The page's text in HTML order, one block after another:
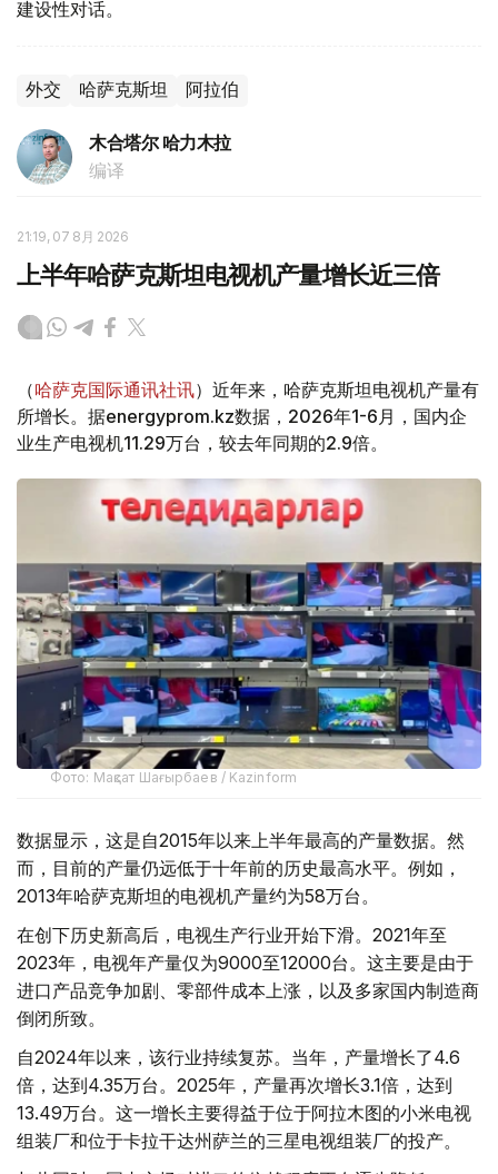
建设性对话。
外交 哈萨克斯坦 阿拉伯
木合塔尔 哈力木拉
编译
21:19, 07 8月 2026
上半年哈萨克斯坦电视机产量增长近三倍
（哈萨克国际通讯社讯）近年来，哈萨克斯坦电视机产量有
所增长。据energyprom.kz数据，2026年1-6月，国内企
业生产电视机11.29万台，较去年同期的2.9倍。
Фото: Мақсат Шағырбаев / Kazinform
数据显示，这是自2015年以来上半年最高的产量数据。然
而，目前的产量仍远低于十年前的历史最高水平。例如，
2013年哈萨克斯坦的电视机产量约为58万台。
在创下历史新高后，电视生产行业开始下滑。2021年至
2023年，电视年产量仅为9000至12000台。这主要是由于
进口产品竞争加剧、零部件成本上涨，以及多家国内制造商
倒闭所致。
自2024年以来，该行业持续复苏。当年，产量增长了4.6
倍，达到4.35万台。2025年，产量再次增长3.1倍，达到
13.49万台。这一增长主要得益于位于阿拉木图的小米电视
组装厂和位于卡拉干达州萨兰的三星电视组装厂的投产。